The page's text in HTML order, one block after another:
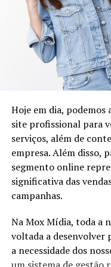
aplicativo para
saúde familiar. Seu
acessibilidade e
moravam esquecidos
médicos ou mesmo
laboratório, dos quais
“A venda para a
o Bonsai. Com a vasta
e com sua rede de
exponencialmente o
animado com o que
Inspirados por
tinham acesso a
sanguíneo a exames
conceberam a ideia
Hoje em dia,
site profissional para
serviços, além de
empresa. Além disso,
segmento online
significativa das
campanhas.
Na Mox Mídia, toda a
voltada a desenvolver
a necessidade dos